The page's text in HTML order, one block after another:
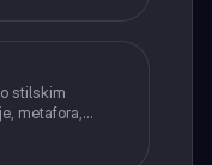
stilskim
metafora,
aliteracija i
u tekstu.